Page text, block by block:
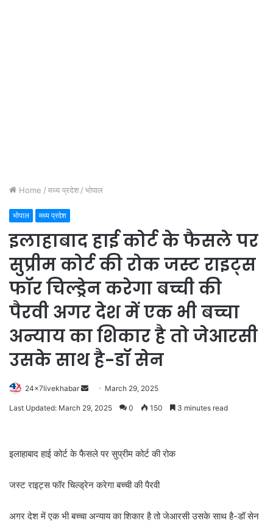
Home / मध्य प्रदेश / भोपाल
भोपाल मध्य प्रदेश
इलाहाबाद हाई कोर्ट के फैसले पर
सुप्रीम कोर्ट की रोक जस्ट राइट्स
फॉर चिल्ड्रेन करेगा बच्ची की
पैरवी अगर देश में एक भी बच्चा
अन्याय का शिकार है तो जेआरसी
उसके साथ है-डॉ सेन
24x7livekhabar
Send March 29, 2025
Last Updated: March 29, 2025 0 150 3 minutes read
इलाहाबाद हाई कोर्ट के फैसले पर सुप्रीम कोर्ट की रोक
जस्ट राइट्स फॉर चिल्ड्रेन करेगा बच्ची की पैरवी
अगर देश में एक भी बच्चा अन्याय का शिकार है तो जेआरसी उसके साथ है-डॉ सेन